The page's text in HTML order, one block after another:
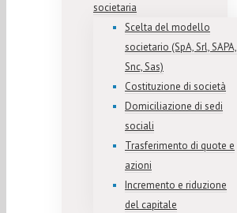
societaria
Scelta del modello
societario (SpA, Srl, SAPA,
Snc, Sas)
Costituzione di società
Domiciliazione di sedi
sociali
Trasferimento di quote e
azioni
Incremento e riduzione
del capitale